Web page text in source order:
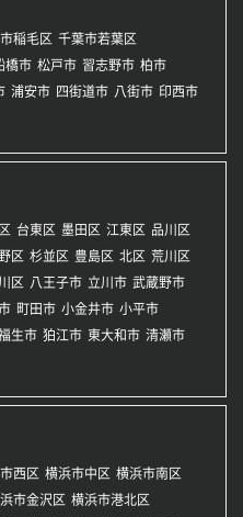
稲毛区 千葉市若葉区
橋市 松戸市 習志野市 柏市
浦安市 四街道市 八街市 印西市
台東区 墨田区 江東区 品川区
区 杉並区 豊島区 北区 荒川区
区 八王子市 立川市 武蔵野市
町田市 小金井市 小平市
生市 狛江市 東大和市 清瀬市
西区 横浜市中区 横浜市南区
市金沢区 横浜市港北区